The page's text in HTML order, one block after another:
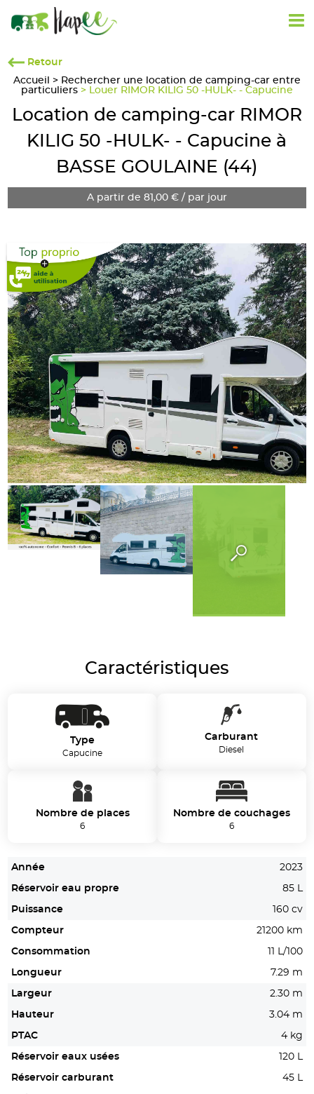
Retour
Accueil
> Rechercher une location de camping-car entre
particuliers > Louer RIMOR KILIG 50 -HULK- - Capucine
Location de camping-car RIMOR
KILIG 50 -HULK- - Capucine à
BASSE GOULAINE (44)
A partir de 81,00 € / par jour
Caractéristiques
Type
Capucine
Carburant
Diesel
Nombre de places
6
Nombre de couchages
6
Année 2023
Réservoir eau propre 85 L
Puissance 160 cv
Compteur 21200 km
Consommation 11 L/100
Longueur 7.29 m
Largeur 2.30 m
Hauteur 3.04 m
PTAC 4 kg
Réservoir eaux usées 120 L
Réservoir carburant 45 L